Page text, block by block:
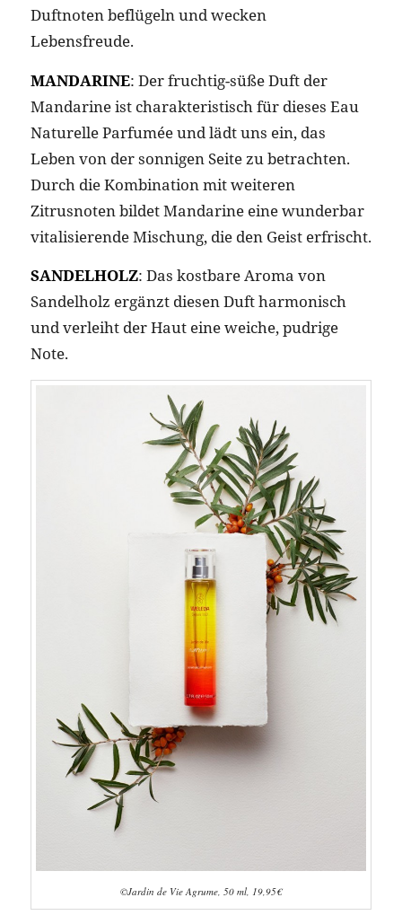
Duftnoten beflügeln und wecken
Lebensfreude.
MANDARINE: Der fruchtig-süße Duft der
Mandarine ist charakteristisch für dieses Eau
Naturelle Parfumée und lädt uns ein, das
Leben von der sonnigen Seite zu betrachten.
Durch die Kombination mit weiteren
Zitrusnoten bildet Mandarine eine wunderbar
vitalisierende Mischung, die den Geist erfrischt.
SANDELHOLZ: Das kostbare Aroma von
Sandelholz ergänzt diesen Duft harmonisch
und verleiht der Haut eine weiche, pudrige
Note.
©Jardin de Vie Agrume, 50 ml, 19,95€